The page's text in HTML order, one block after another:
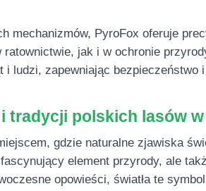
mechanizmów, PyroFox oferuje
jak i w ochronie
i ludzi, zapewniając
tradycji polskich lasów
gdzie naturalne zjawiska
element przyrody, ale
opowieści, światła te